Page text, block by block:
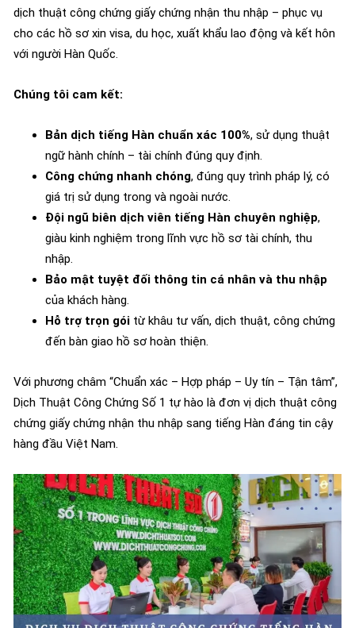
dịch thuật công chứng giấy chứng nhận thu nhập – phục vụ
cho các hồ sơ xin visa, du học, xuất khẩu lao động và kết hôn
với người Hàn Quốc.
Chúng tôi cam kết:
Bản dịch tiếng Hàn chuẩn xác 100%, sử dụng thuật
ngữ hành chính – tài chính đúng quy định.
Công chứng nhanh chóng, đúng quy trình pháp lý, có
giá trị sử dụng trong và ngoài nước.
Đội ngũ biên dịch viên tiếng Hàn chuyên nghiệp,
giàu kinh nghiệm trong lĩnh vực hồ sơ tài chính, thu
nhập.
Bảo mật tuyệt đối thông tin cá nhân và thu nhập
của khách hàng.
Hỗ trợ trọn gói từ khâu tư vấn, dịch thuật, công chứng
đến bàn giao hồ sơ hoàn thiện.
Với phương châm “Chuẩn xác – Hợp pháp – Uy tín – Tận tâm”,
Dịch Thuật Công Chứng Số 1 tự hào là đơn vị dịch thuật công
chứng giấy chứng nhận thu nhập sang tiếng Hàn đáng tin cậy
hàng đầu Việt Nam.